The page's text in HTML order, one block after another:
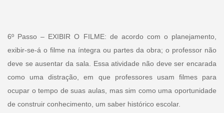
6º Passo – EXIBIR O FILME: de acordo com o planejamento,
exibir-se-á o filme na íntegra ou partes da obra; o professor não
deve se ausentar da sala. Essa atividade não deve ser encarada
como uma distração, em que professores usam filmes para
ocupar o tempo de suas aulas, mas sim como uma oportunidade
de construir conhecimento, um saber histórico escolar.